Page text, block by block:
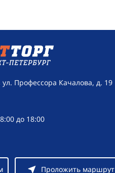
ул. Профессора Качалова, д. 19
до 18:00
Проложить маршрут